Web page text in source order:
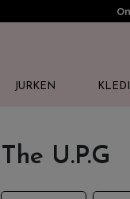
JURKEN
The U.P.G